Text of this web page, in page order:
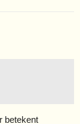
betekent